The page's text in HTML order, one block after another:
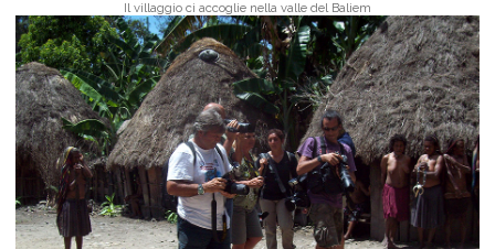
Il villaggio ci accoglie nella valle del Baliem